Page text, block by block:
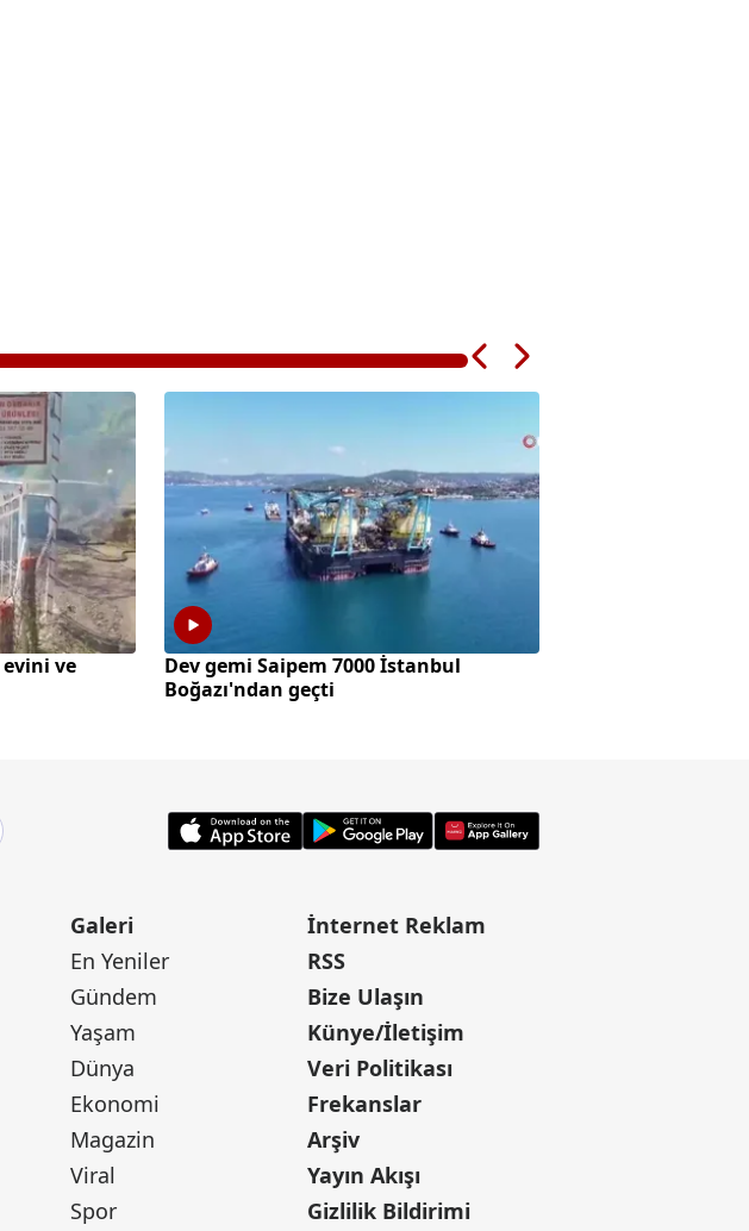
ve
Dev gemi Saipem 7000 İstanbul
Boğazı'ndan geçti
Galeri
En Yeniler
Gündem
Yaşam
Dünya
Ekonomi
Magazin
Viral
Spor
İnternet Reklam
RSS
Bize Ulaşın
Künye/İletişim
Veri Politikası
Frekanslar
Arşiv
Yayın Akışı
Gizlilik Bildirimi